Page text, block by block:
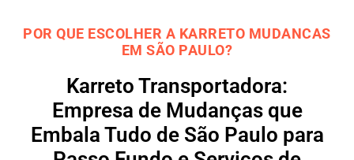
POR QUE ESCOLHER A KARRETO MUDANCAS
EM SÃO PAULO?
Karreto Transportadora:
Empresa de Mudanças que
Embala Tudo de São Paulo para